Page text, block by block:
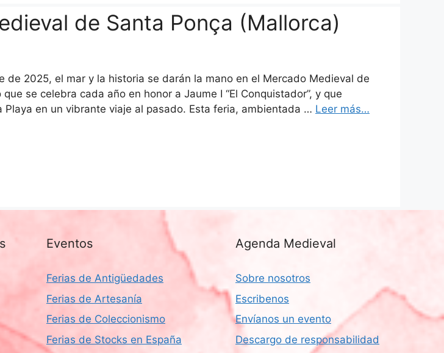
de Santa Ponça (Mallorca)
de 2025, el mar y la historia se darán la mano en el Mercado Medieval de
se celebra cada año en honor a Jaume I “El Conquistador”, y que
Playa en un vibrante viaje al pasado. Esta feria, ambientada … Leer más…
Eventos
Ferias de Antigüedades
Ferias de Artesanía
Ferias de Coleccionismo
Ferias de Stocks en España
Agenda Medieval
Sobre nosotros
Escribenos
Envíanos un evento
Descargo de responsabilidad